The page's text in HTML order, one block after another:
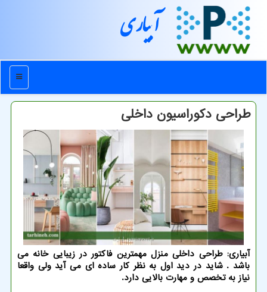
آبیاری
منو
طراحی دكوراسیون داخلی
آبیاری: طراحی داخلی منزل مهمترین فاكتور در زیبایی خانه می
باشد . شاید در دید اول به نظر كار ساده ای می آید ولی واقعا
نیاز به تخصص و مهارت بالایی دارد.